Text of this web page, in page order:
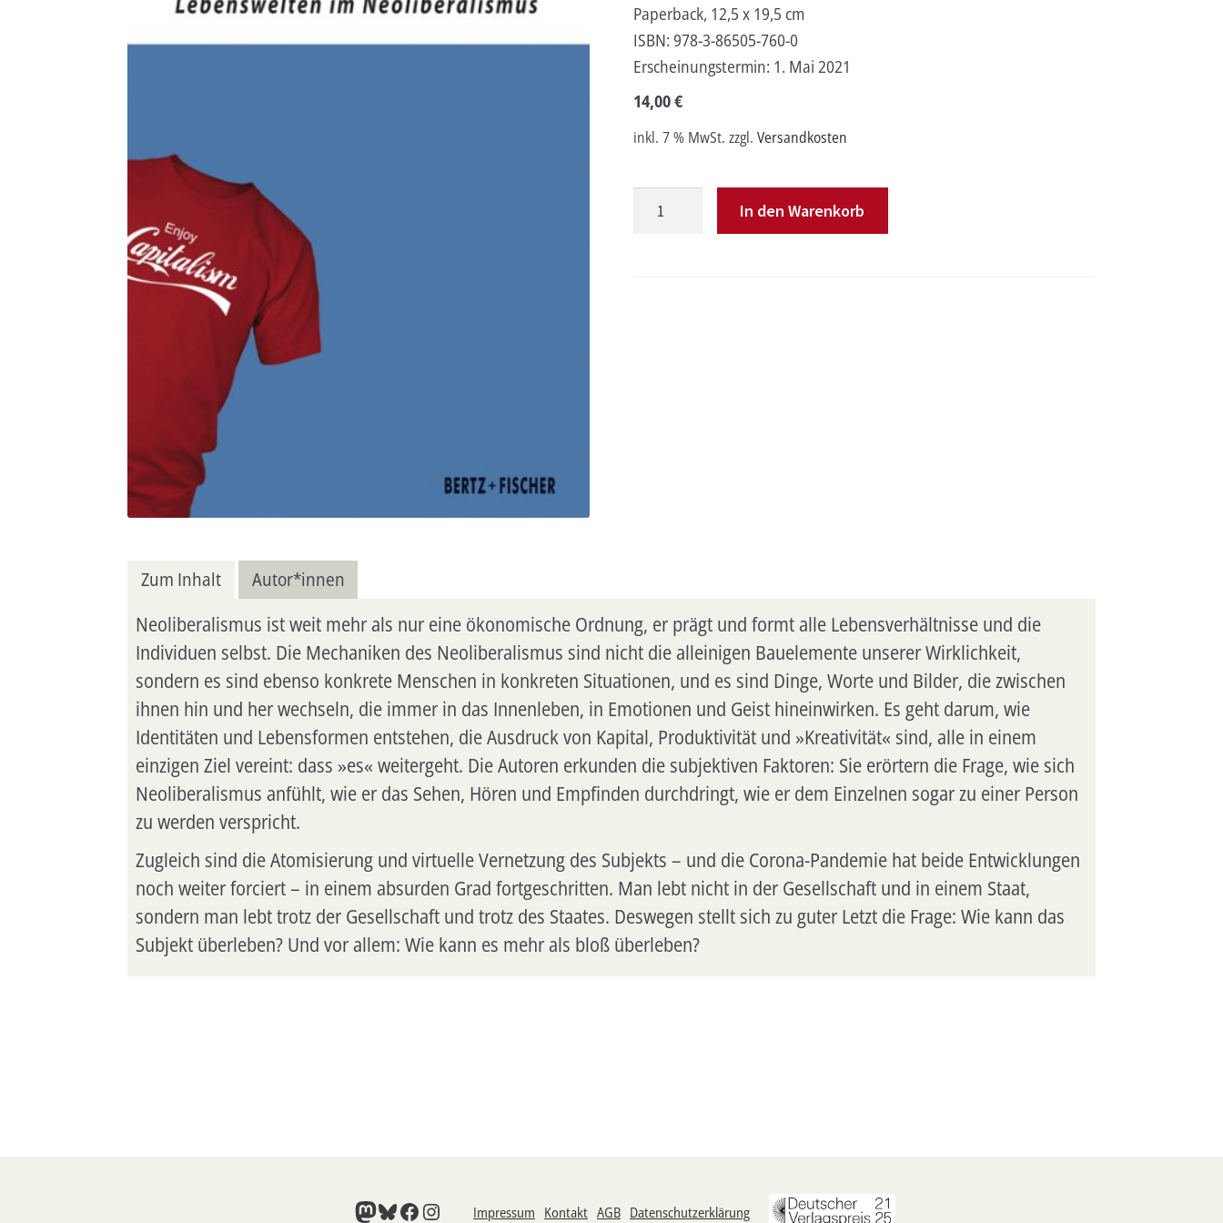
Paperback, 12,5 x 19,5 cm
ISBN: 978-3-86505-760-0
Erscheinungstermin: 1. Mai 2021
14,00€
inkl. 7 % MwSt. zzgl. Versandkosten
In den Warenkorb
Zum Inhalt Autor*innen
Neoliberalismus ist weit mehr als nur eine ökonomische Ordnung, er prägt und formt alle Lebensverhältnisse und die
Individuen selbst. Die Mechaniken des Neoliberalismus sind nicht die alleinigen Bauelemente unserer Wirklichkeit,
sondern es sind ebenso konkrete Menschen in konkreten Situationen, und es sind Dinge, Worte und Bilder, die zwischen
ihnen hin und her wechseln, die immer in das Innenleben, in Emotionen und Geist hineinwirken. Es geht darum, wie
Identitäten und Lebensformen entstehen, die Ausdruck von Kapital, Produktivität und »Kreativität« sind, alle in einem
einzigen Ziel vereint: dass »es« weitergeht. Die Autoren erkunden die subjektiven Faktoren: Sie erörtern die Frage, wie sich
Neoliberalismus anfühlt, wie er das Sehen, Hören und Empfinden durchdringt, wie er dem Einzelnen sogar zu einer Person
zu werden verspricht.
Zugleich sind die Atomisierung und virtuelle Vernetzung des Subjekts – und die Corona-Pandemie hat beide Entwicklungen
noch weiter forciert – in einem absurden Grad fortgeschritten. Man lebt nicht in der Gesellschaft und in einem Staat,
sondern man lebt trotz der Gesellschaft und trotz des Staates. Deswegen stellt sich zu guter Letzt die Frage: Wie kann das
Subjekt überleben? Und vor allem: Wie kann es mehr als bloß überleben?
Mastodon
Bluesky
Facebook
Instagram
Impressum Kontakt AGB Datenschutzerklärung